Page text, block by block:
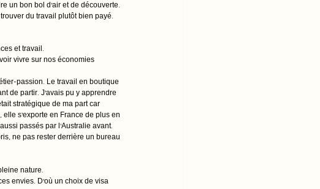
un bon bol d’air et de découverte.
du travail plutôt bien payé.
et travail.
vivre sur nos économies
passion. Le travail en boutique
de partir. J’avais pu y apprendre
stratégique de ma part car
elle s’exporte en France de plus en
passés par l’Australie avant.
ne pas rester derrière un bureau
nature.
envies. D'où un choix de visa